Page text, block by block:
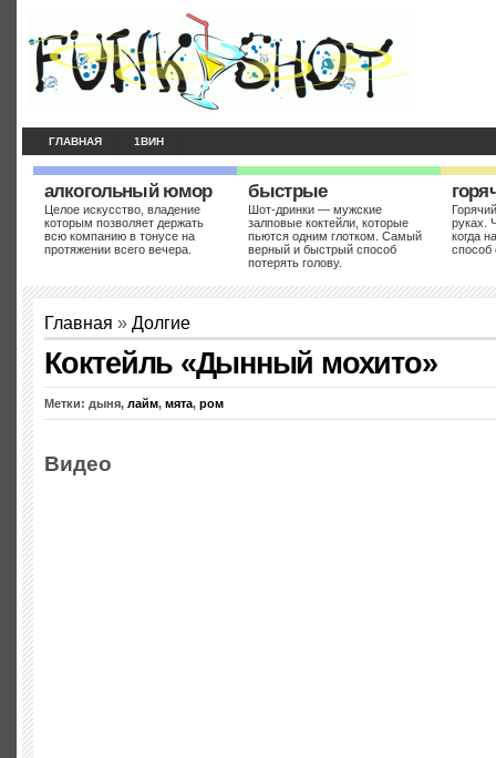
ГЛАВНАЯ 1ВИН
алкогольный юмор
Целое искусство, владение
которым позволяет держать
всю компанию в тонусе на
протяжении всего вечера.
быстрые
Шот-дринки — мужские
залповые коктейли, которые
пьются одним глотком. Самый
верный и быстрый способ
потерять голову.
руках.
когда
способ
Главная » Долгие
Коктейль «Дынный мохито»
Метки: дыня, лайм, мята, ром
Видео